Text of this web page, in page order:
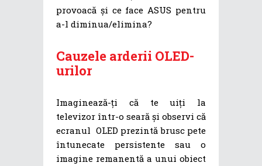
provoacă și ce face ASUS pentru
a-l diminua/elimina?
Cauzele arderii OLED-
urilor
Imaginează-ți că te uiți la
televizor într-o seară și observi că
ecranul OLED prezintă brusc pete
întunecate persistente sau o
imagine remanentă a unui obiect